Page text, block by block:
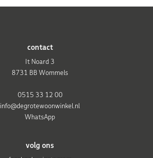
volg ons
contact
It Noard 3
8731 BB Wommels
0515 33 12 00
info@degrotewoonwinkel.nl
WhatsApp